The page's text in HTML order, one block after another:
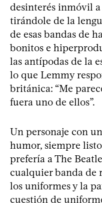
desinterés inmóvil
tirándole de la
de esas bandas de
bonitos e
las antípodas de la
lo que Lemmy
británica: “Me
fuera uno de ellos”.
Un personaje con
humor, siempre
prefería a The
cualquier banda de
los uniformes y la
cuestión de